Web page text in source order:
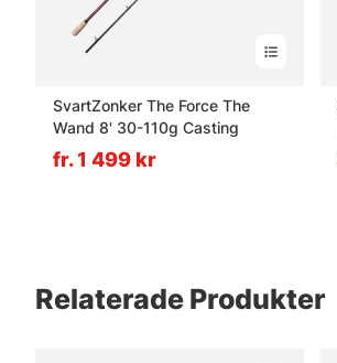
SvartZonker The Force The
Wand 8' 30-110g Casting
fr. 1 499 kr
Relaterade Produkter